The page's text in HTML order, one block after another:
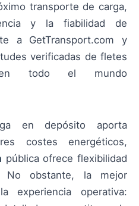
transporte de carga,
y la fiabilidad de
a GetTransport.com y
verificadas de fletes
en todo el mundo
en depósito aporta
costes energéticos,
pública ofrece flexibilidad
obstante, la mejor
experiencia operativa: